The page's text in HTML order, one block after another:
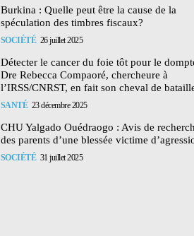
Burkina : Quelle peut être la cause de la
spéculation des timbres fiscaux?
SOCIÉTÉ 26 juillet 2025
Détecter le cancer du foie tôt pour le
Dre Rebecca Compaoré, chercheure à
l’IRSS/CNRST, en fait son cheval de
SANTÉ 23 décembre 2025
CHU Yalgado Ouédraogo : Avis de
des parents d’une blessée victime
SOCIÉTÉ 31 juillet 2025